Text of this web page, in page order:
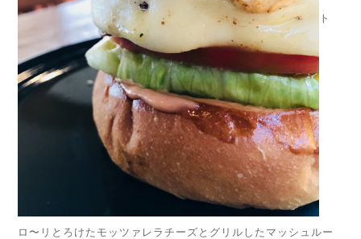
ト
ロ〜リとろけたモッツァレラチーズとグリルしたマッシュルー